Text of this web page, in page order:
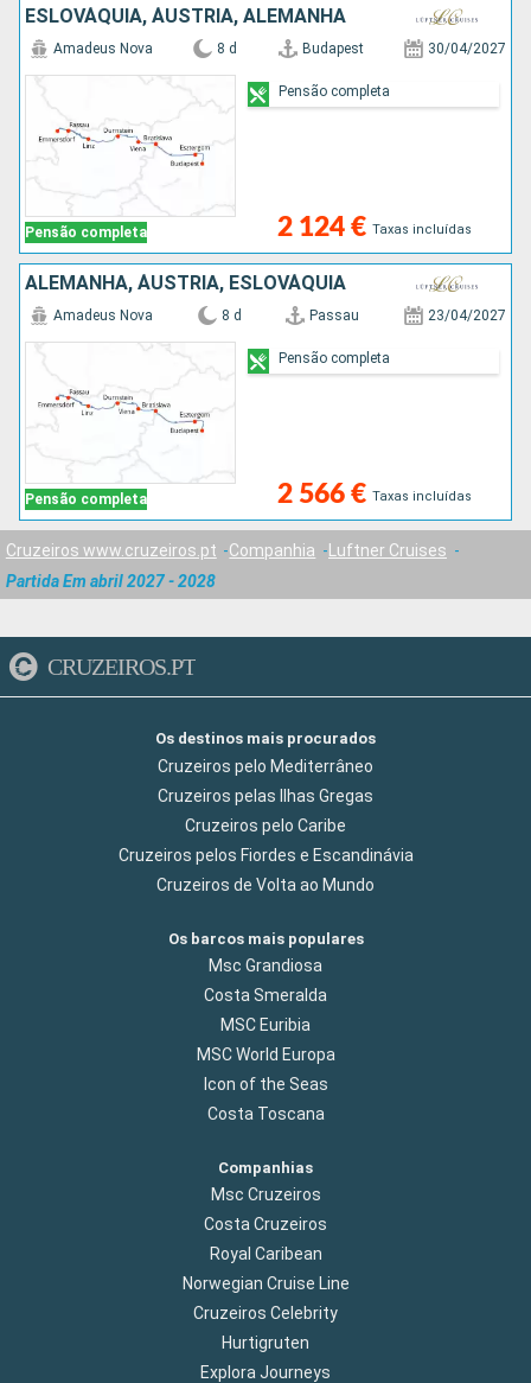
ESLOVÁQUIA, ÁUSTRIA, ALEMANHA
Pensão completa
Amadeus Nova 8 d Budapest 30/04/2027
2 124 € Taxas incluídas
Pensão completa
ALEMANHA, ÁUSTRIA, ESLOVÁQUIA
Pensão completa
Amadeus Nova 8 d Passau 23/04/2027
2 566 € Taxas incluídas
Pensão completa
Cruzeiros www.cruzeiros.pt Companhia
Luftner Cruises
Partida Em abril 2027 - 2028
CRUZEIROS.PT
Os destinos mais procurados
Cruzeiros pelo Mediterrâneo
Cruzeiros pelas Ilhas Gregas
Cruzeiros pelo Caribe
Cruzeiros pelos Fiordes e Escandinávia
Cruzeiros de Volta ao Mundo
Os barcos mais populares
Msc Grandiosa
Costa Smeralda
MSC Euribia
MSC World Europa
Icon of the Seas
Costa Toscana
Companhias
Msc Cruzeiros
Costa Cruzeiros
Royal Caribean
Norwegian Cruise Line
Cruzeiros Celebrity
Hurtigruten
Explora Journeys